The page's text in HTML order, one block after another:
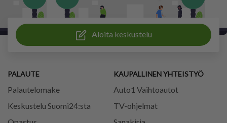
Aloita keskustelu
PALAUTE
Palautelomake
Keskustelu Suomi24:sta
KAUPALLINEN YHTEISTYÖ
Auto1 Vaihtoautot
TV-ohjelmat